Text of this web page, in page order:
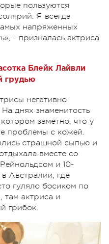
пользуются
Я всегда
напряженных
- призналась актриса
Блейк Лайвли
грудью
негативно
днях знаменитость
заметно, что у
проблемы с кожей.
страшной сыпью и
вместе со
и 10-
Австралии, где
гуляло босиком по
там актриса и
грибок.